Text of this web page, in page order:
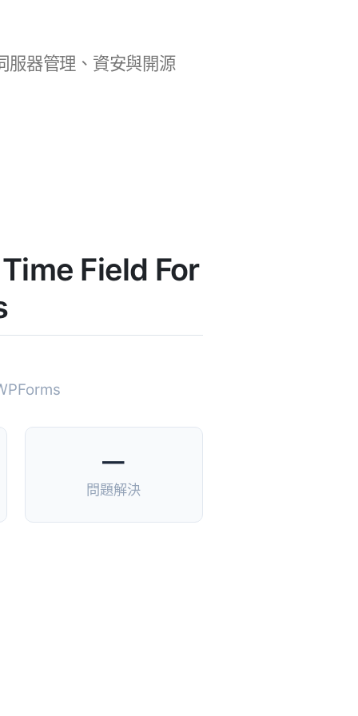
器管理、資安與開源
Field For
—
問題解決